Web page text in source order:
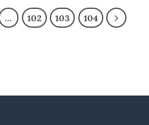
… 102 103 104